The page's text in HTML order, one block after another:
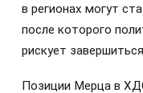
в регионах могут
после которого
рискует
Позиции Мерца в